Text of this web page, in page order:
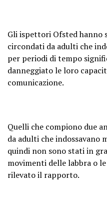
Gli ispettori Ofsted hanno
circondati da adulti che
per periodi di tempo
danneggiato le loro
comunicazione.
Quelli che compiono due
da adulti che indossavano
quindi non sono stati in
movimenti delle labbra o
rilevato il rapporto.